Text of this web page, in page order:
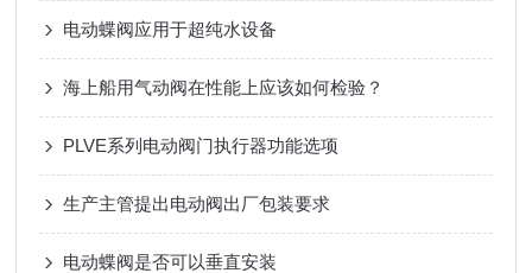
电动蝶阀应用于超纯水设备
海上船用气动阀在性能上应该如何检验？
PLVE系列电动阀门执行器功能选项
生产主管提出电动阀出厂包装要求
电动蝶阀是否可以垂直安装